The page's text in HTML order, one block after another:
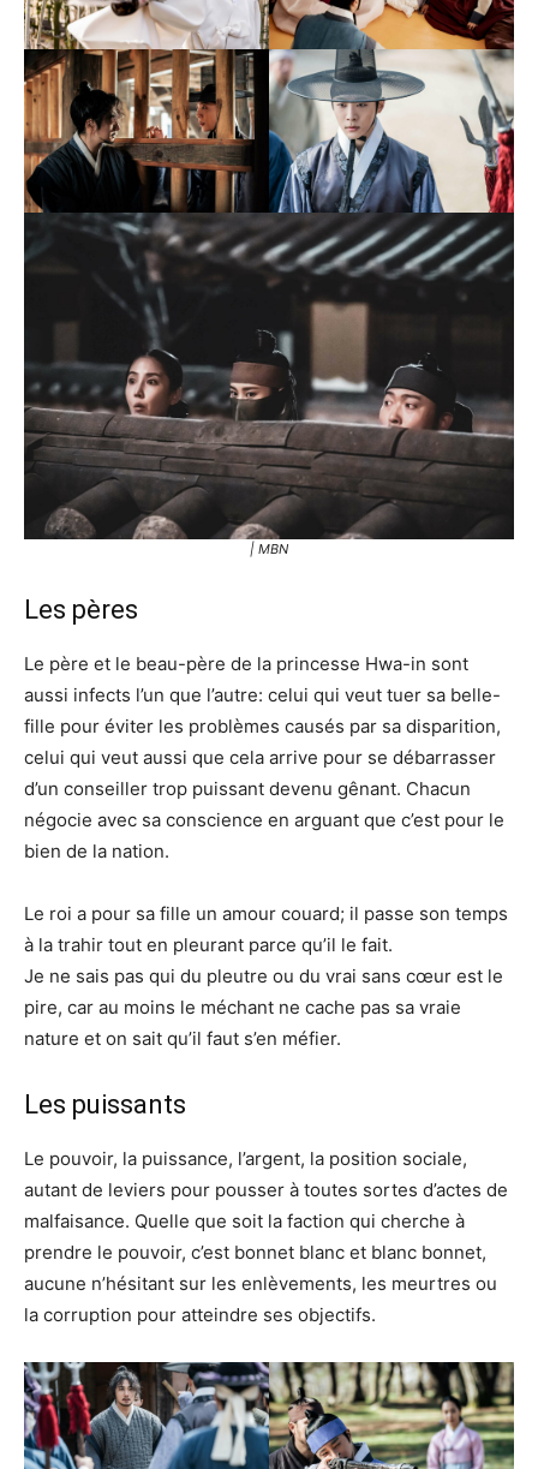
| MBN
Les pères
Le père et le beau-père de la princesse Hwa-in sont
aussi infects l’un que l’autre: celui qui veut tuer sa belle-
fille pour éviter les problèmes causés par sa disparition,
celui qui veut aussi que cela arrive pour se débarrasser
d’un conseiller trop puissant devenu gênant. Chacun
négocie avec sa conscience en arguant que c’est pour le
bien de la nation.
Le roi a pour sa fille un amour couard; il passe son temps
à la trahir tout en pleurant parce qu’il le fait.
Je ne sais pas qui du pleutre ou du vrai sans cœur est le
pire, car au moins le méchant ne cache pas sa vraie
nature et on sait qu’il faut s’en méfier.
Les puissants
Le pouvoir, la puissance, l’argent, la position sociale,
autant de leviers pour pousser à toutes sortes d’actes de
malfaisance. Quelle que soit la faction qui cherche à
prendre le pouvoir, c’est bonnet blanc et blanc bonnet,
aucune n’hésitant sur les enlèvements, les meurtres ou
la corruption pour atteindre ses objectifs.